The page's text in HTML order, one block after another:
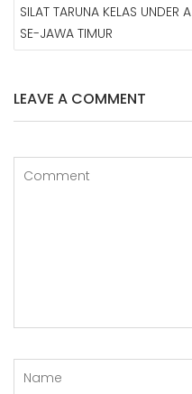
G
A
S
P
O
SILAT TARUNA KELAS UNDER A
SE-JAWA TIMUR
LEAVE A COMMENT